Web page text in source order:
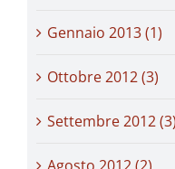
Gennaio 2013 (1)
Ottobre 2012 (3)
Settembre 2012 (3)